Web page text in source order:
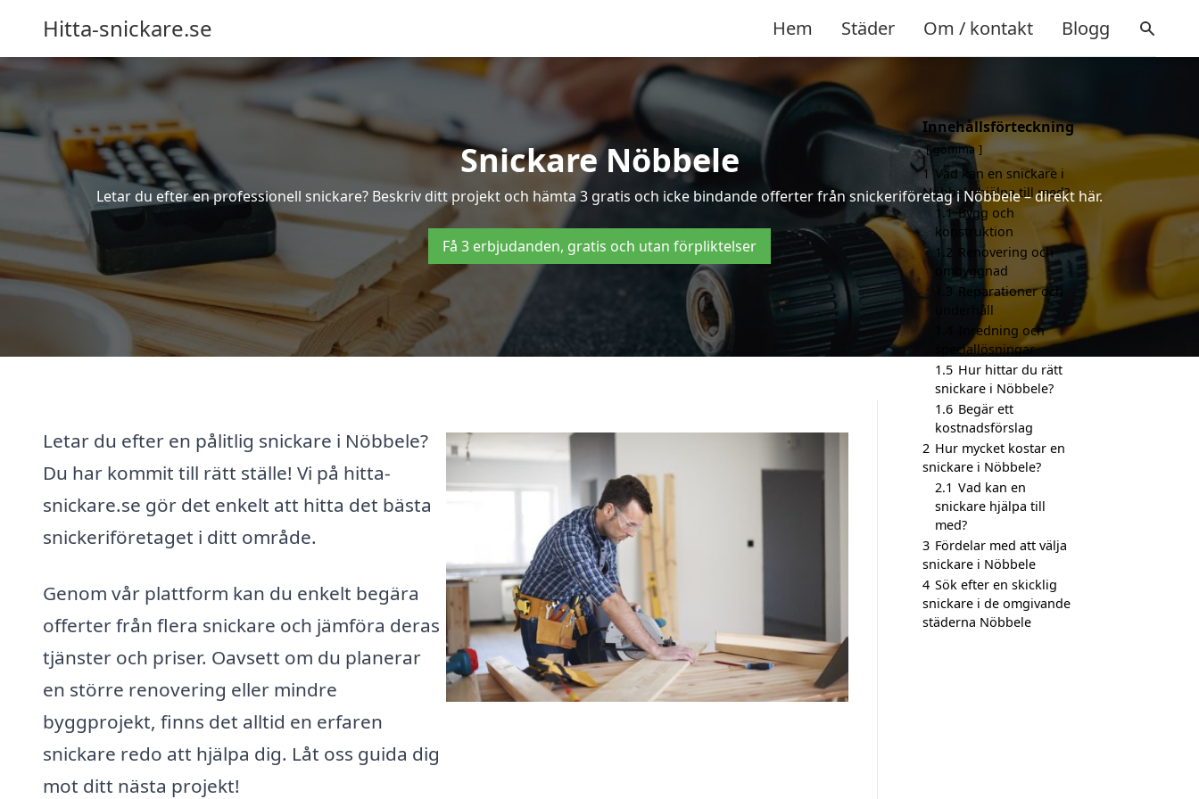
Hitta-snickare.se Hem Städer Om / kontakt Blogg
Snickare Nöbbele
Letar du efter en professionell snickare? Beskriv ditt projekt och hämta 3 gratis och icke bindande offerter från snickeriföretag i Nöbbele – direkt här.
Få 3 erbjudanden, gratis och utan förpliktelser
Letar du efter en pålitlig snickare i Nöbbele?
Du har kommit till rätt ställe! Vi på hitta-
snickare.se gör det enkelt att hitta det bästa
snickeriföretaget i ditt område.
Genom vår plattform kan du enkelt begära
offerter från flera snickare och jämföra deras
tjänster och priser. Oavsett om du planerar
en större renovering eller mindre
byggprojekt, finns det alltid en erfaren
snickare redo att hjälpa dig. Låt oss guida dig
mot ditt nästa projekt!
Innehållsförteckning
gömma
1 Vad kan en snickare i
Nöbbele hjälpa till med?
1.1 Bygg och
konstruktion
1.2 Renovering och
ombyggnad
1.3 Reparationer och
underhåll
Inredning och
speciallösningar
1.5 Hur hittar du rätt
snickare i Nöbbele?
1.6 Begär ett
kostnadsförslag
2 Hur mycket kostar en
snickare i Nöbbele?
2.1 Vad kan en
snickare hjälpa till
med?
3 Fördelar med att välja
snickare i Nöbbele
4 Sök efter en skicklig
snickare i de omgivande
städerna Nöbbele